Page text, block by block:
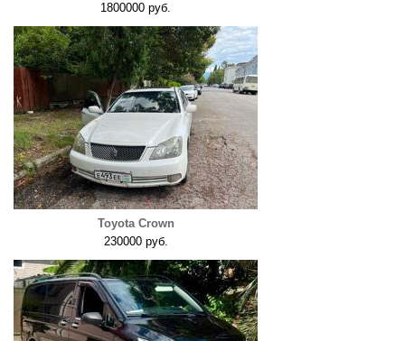
1800000 руб.
Toyota Crown
230000 руб.